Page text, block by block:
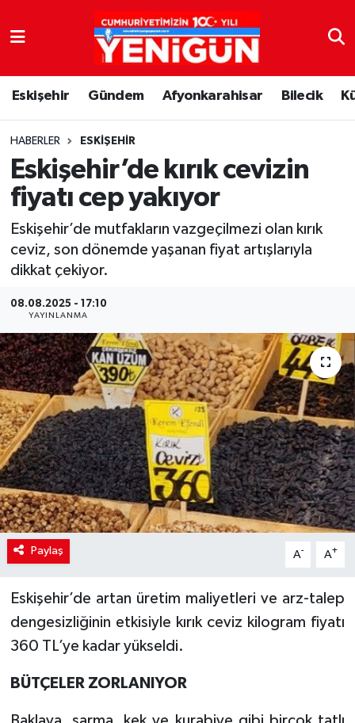
Eskişehir Gündem Afyonkarahisar Bilecik
HABERLER ESKIŞEHIR
Eskişehir’de kırık cevizin
fiyatı cep yakıyor
Eskişehir’de mutfakların vazgeçilmezi olan kırık
ceviz, son dönemde yaşanan fiyat artışlarıyla
dikkat çekiyor.
08.08.2025 - 17:10
YAYINLANMA
Paylaş A- A+
Eskişehir’de artan üretim maliyetleri ve arz-talep
dengesizliğinin etkisiyle kırık ceviz kilogram fiyatı
360 TL’ye kadar yükseldi.
BÜTÇELER ZORLANIYOR
Nöbetçi Eczaneler
Hava Durumu
Trafik Durumu
Süper Lig Puan Durumu ve Fikstür
Tüm Manşetler
Son Dakika Haberleri
Haber Arşivi